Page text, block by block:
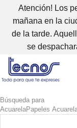
Atención! Los
mañana en la
de la tarde.
se
Búsqueda para
AcuarelaPapeles